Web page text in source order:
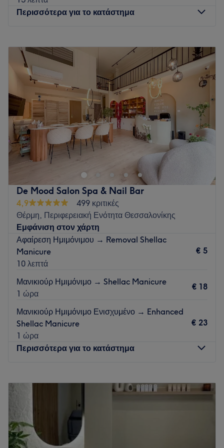
Περισσότερα για το κατάστημα
Τρίτη
09:00– 20:00
Τετάρτη
09:00–20:00
Πέμπτη
09:00 –20:00
Παρασκευή
09:00
Σάββατο
09:00 –17:00
Κυριακή
Κλειστό
Go to venue
De Mood Salon Spa & Nail Bar
4,9
499 κριτικές
Θέρμη, Περιφερειακή Ενότητα Θεσσαλονίκης
Εμφάνιση στον χάρτη
Αφαίρεση Ημιμόνιμου → Removal Shellac
Manicure
10 λεπτά
€ 5
Μανικιούρ Ημιμόνιμο → Shellac Manicure
1 ώρα
€ 18
Μανικιούρ Ημιμόνιμο Ενισχυμένο → Enhanced
Shellac Manicure
1 ώρα
€ 23
Περισσότερα για το κατάστημα
09:00 – 21:00
Παρασκευή
Σάββατο